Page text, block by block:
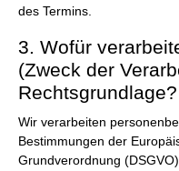
des Termins.
3. Wofür
(Zweck der
Rechtsgrundlage?
Wir verarbeiten
Bestimmungen der
Grundverordnung